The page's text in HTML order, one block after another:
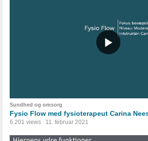
Sundhed og omsorg
Fysio Flow med fysioterapeut Carina
6.201 views 11. februar 2021